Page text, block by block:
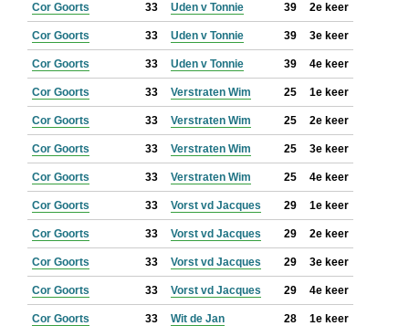
Cor Goorts 33 Uden v Tonnie 39 2e keer
Cor Goorts 33 Uden v Tonnie 39 3e keer
Cor Goorts 33 Uden v Tonnie 39 4e keer
Cor Goorts 33 Verstraten Wim 25 1e keer
Cor Goorts 33 Verstraten Wim 25 2e keer
Cor Goorts 33 Verstraten Wim 25 3e keer
Cor Goorts 33 Verstraten Wim 25 4e keer
Cor Goorts 33 Vorst vd Jacques 29 1e keer
Cor Goorts 33 Vorst vd Jacques 29 2e keer
Cor Goorts 33 Vorst vd Jacques 29 3e keer
Cor Goorts 33 Vorst vd Jacques 29 4e keer
Cor Goorts 33 Wit de Jan 28 1e keer